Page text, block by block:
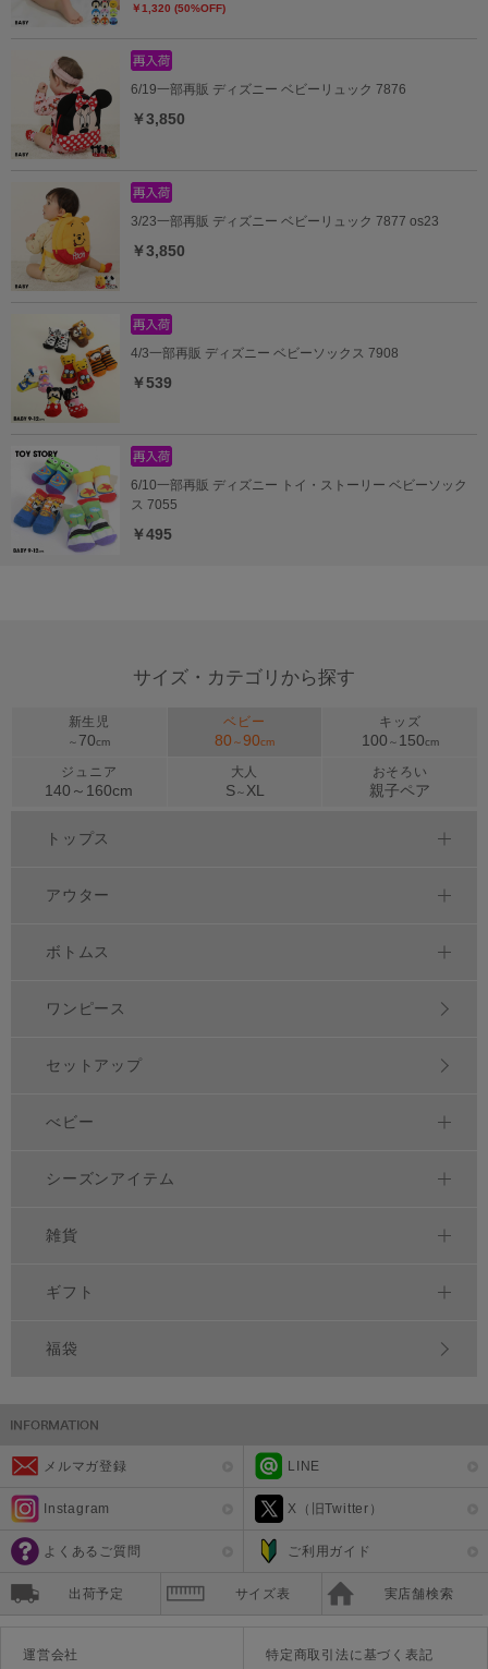
￥1,320 (50%OFF)
6/19一部再販 ディズニー ベビーリュック 7876
￥3,850
3/23一部再販 ディズニー ベビーリュック 7877 os23
￥3,850
4/3一部再販 ディズニー ベビーソックス 7908
￥539
6/10一部再販 ディズニー トイ・ストーリー ベビーソック
ス 7055
￥495
サイズ・カテゴリから探す
新生児
～ 70cm
ベビー
80 ～90cm
キッズ
100 ～ 150cm
ジュニア
140～ 160cm
大人
S～ XL
おそろい
親子ペア
トップス
アウター
ボトムス
ワンピース
セットアップ
べビー
シーズンアイテム
雑貨
ギフト
福袋
メルマガ登録 LINE
Instagram X（旧Twitter）
よくあるご質問 ご利用ガイド
出荷予定 サイズ表 実店舗検索
運営会社 特定商取引法に基づく表記